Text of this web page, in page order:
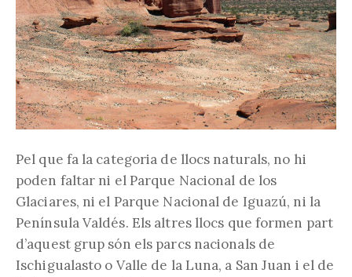
Pel que fa la categoria de llocs naturals, no hi
poden faltar ni el Parque Nacional de los
Glaciares, ni el Parque Nacional de Iguazú, ni la
Península Valdés. Els altres llocs que formen part
d’aquest grup són els parcs nacionals de
Ischigualasto o Valle de la Luna, a San Juan i el de